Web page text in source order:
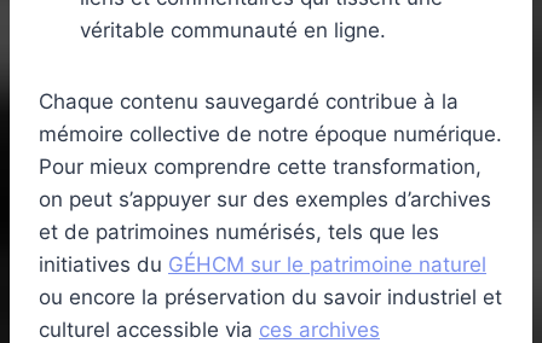
véritable communauté en ligne.
Chaque contenu sauvegardé contribue à la
mémoire collective de notre époque numérique.
Pour mieux comprendre cette transformation,
on peut s’appuyer sur des exemples d’archives
et de patrimoines numérisés, tels que les
initiatives du GÉHCM sur le patrimoine naturel
ou encore la préservation du savoir industriel et
culturel accessible via ces archives